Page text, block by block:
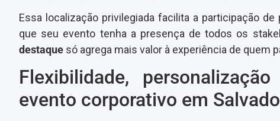
Essa localização privilegiada facilita a participação
que seu evento tenha a presença de todos os
destaque só agrega mais valor à experiência de quem
Flexibilidade,
evento corporativo em